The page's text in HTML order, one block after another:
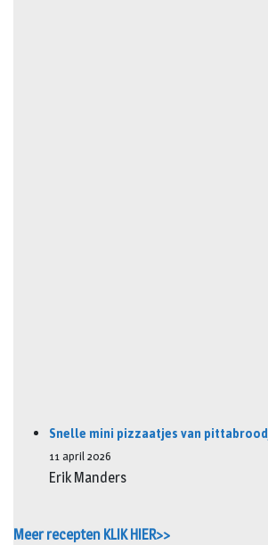
Snelle mini pizzaatjes van
11 april 2026
Erik Manders
Meer recepten KLIK HIER>>